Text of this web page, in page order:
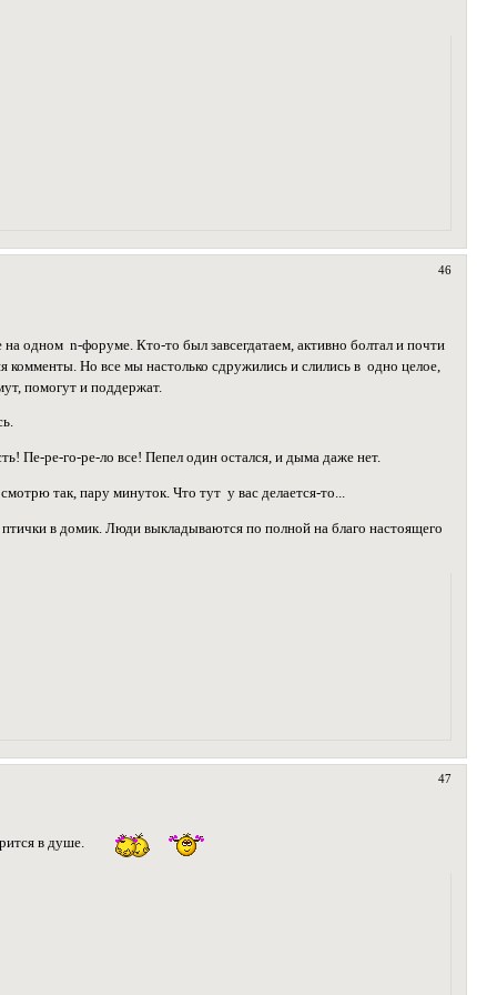
46
одном n-форуме. Кто-то был завсегдатаем, активно болтал и почти
комменты. Но все мы настолько сдружились и слились в одно целое,
помогут и поддержат.
Пе-ре-го-ре-ло все! Пепел один остался, и дыма даже нет.
так, пару минуток. Что тут у вас делается-то...
в домик. Люди выкладываются по полной на благо настоящего
47
в душе.